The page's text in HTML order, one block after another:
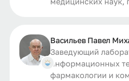
Васильев Павел
Заведующий
информационных
фармакологии и